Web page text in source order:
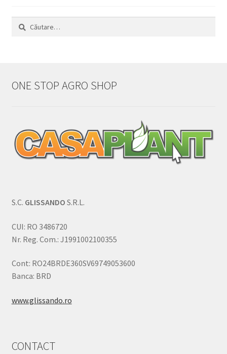
Caută
ONE STOP AGRO SHOP
S.C. GLISSANDO S.R.L.
CUI: RO 3486720
Nr. Reg. Com.: J1991002100355
Cont: RO24BRDE360SV69749053600
Banca: BRD
www.glissando.ro
CONTACT